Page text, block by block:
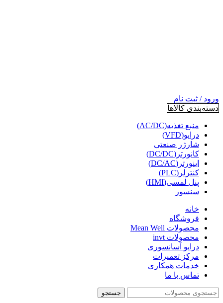
ورود / ثبت نام
دسته‌بندی کالاها
منبع تغذیه(AC/DC)
درایو(VFD)
شارژر صنعتی
کانورتر(DC/DC)
اینورتر(DC/AC)
کنترلر(PLC)
پنل لمسی(HMI)
سنسور
خانه
فروشگاه
محصولات Mean Well
محصولات invt
درایو آسانسوری
مرکز تعمیرات
خدمات همکاری
تماس با ما
جستجو